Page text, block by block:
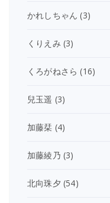
かれしちゃん (3)
くりえみ (3)
くろがねさら (16)
兒玉遥 (3)
加藤栞 (4)
加藤綾乃 (3)
北向珠夕 (54)